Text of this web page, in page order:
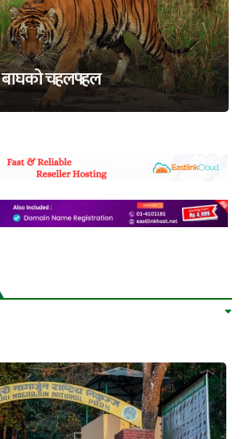
चहलपहल